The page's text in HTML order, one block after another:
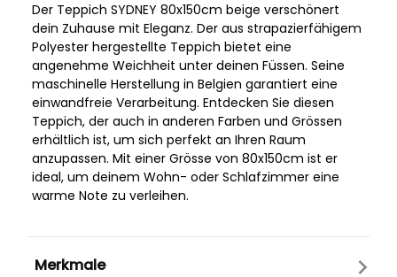
Der Teppich SYDNEY 80x150cm beige verschönert
dein Zuhause mit Eleganz. Der aus strapazierfähigem
Polyester hergestellte Teppich bietet eine
angenehme Weichheit unter deinen Füssen. Seine
maschinelle Herstellung in Belgien garantiert eine
einwandfreie Verarbeitung. Entdecken Sie diesen
Teppich, der auch in anderen Farben und Grössen
erhältlich ist, um sich perfekt an Ihren Raum
anzupassen. Mit einer Grösse von 80x150cm ist er
ideal, um deinem Wohn- oder Schlafzimmer eine
warme Note zu verleihen.
Merkmale